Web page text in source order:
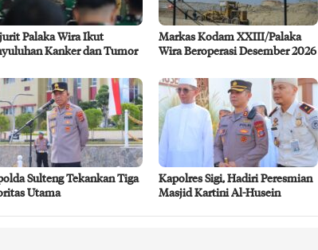
Palaka Wira Ikut
Kanker dan Tumor
Markas Kodam XXIII/Palaka
Wira Beroperasi Desember 2026
Sulteng Tekankan Tiga
Utama
Kapolres Sigi, Hadiri Peresmian
Masjid Kartini Al-Husein